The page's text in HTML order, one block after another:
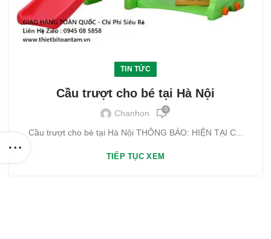
TIN TỨC
Cầu trượt cho bé tại Hà Nội
Chanhon 0
Cầu trượt cho bé tại Hà Nội THÔNG BÁO: HIỆN TẠI C...
TIẾP TỤC XEM